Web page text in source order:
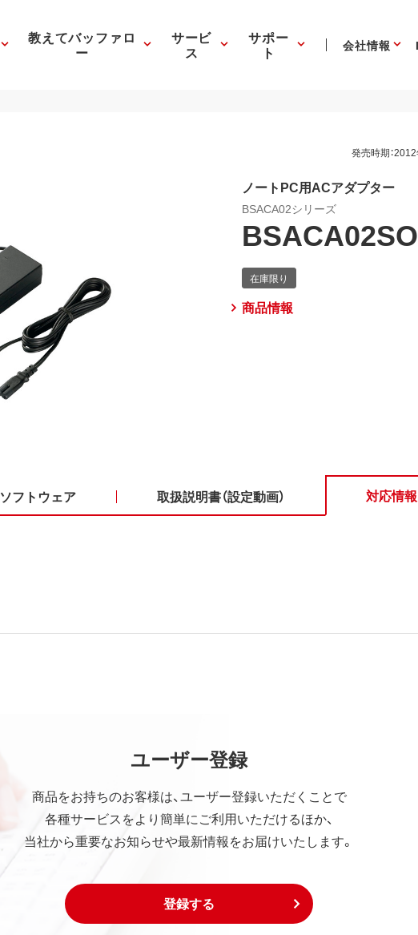
教えてバッファロ
ー
サービ
ス
サポー
ト 会社情報
発売時期：
ノートPC用ACアダプター
BSACA02シリーズ
商品情報
ソフトウェア 取扱説明書（設定動画） 対応情報
ユーザー登録
商品をお持ちのお客様は、ユーザー登録いただくことで
各種サービスをより簡単にご利用いただけるほか、
当社から重要なお知らせや最新情報をお届けいたします。
登録する